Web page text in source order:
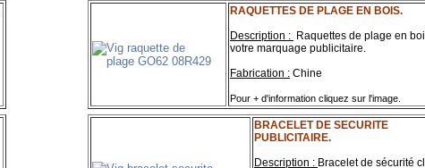
RAQUETTES DE PLAGE EN BOIS.
Description : Raquettes de plage en
votre marquage publicitaire.
Fabrication : Chine
Pour + d'information cliquez sur l'image.
BRACELET DE SECURITE
PUBLICITAIRE.
Description : Bracelet de sécurité